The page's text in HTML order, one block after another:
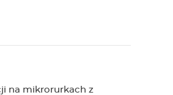
na mikrorurkach z